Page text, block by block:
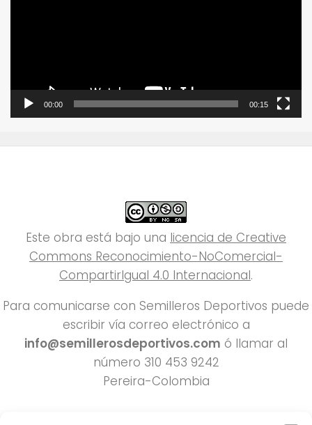
00:00 00:15
Este obra está bajo una licencia de Creative
Commons Reconocimiento-NoComercial-
CompartirIgual 4.0 Internacional.
Para comunicarse con Semilleros Deportivos puede
escribir vía correo electrónico a
info@semillerosdeportivos.com ó llamar al
número 310 453 9242
Pereira-Colombia